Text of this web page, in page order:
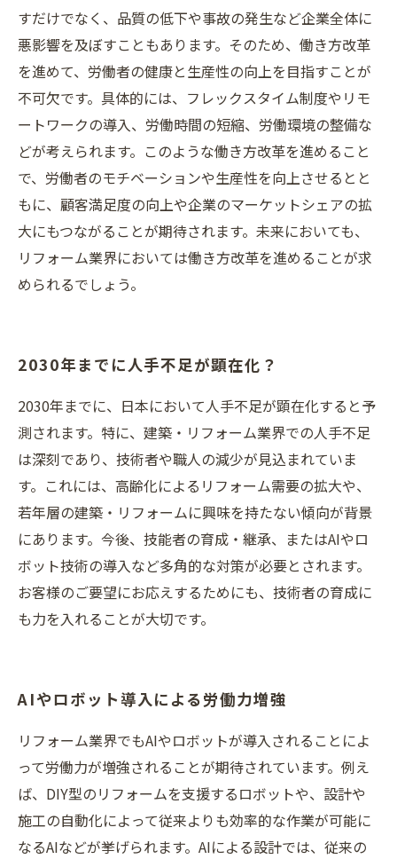
すだけでなく、品質の低下や事故の発生など企業全体に
悪影響を及ぼすこともあります。そのため、働き方改革
を進めて、労働者の健康と生産性の向上を目指すことが
不可欠です。具体的には、フレックスタイム制度やリモ
ートワークの導入、労働時間の短縮、労働環境の整備な
どが考えられます。このような働き方改革を進めること
で、労働者のモチベーションや生産性を向上させるとと
もに、顧客満足度の向上や企業のマーケットシェアの拡
大にもつながることが期待されます。未来においても、
リフォーム業界においては働き方改革を進めることが求
められるでしょう。
2030年までに人手不足が顕在化？
2030年までに、日本において人手不足が顕在化すると予
測されます。特に、建築・リフォーム業界での人手不足
は深刻であり、技術者や職人の減少が見込まれていま
す。これには、高齢化によるリフォーム需要の拡大や、
若年層の建築・リフォームに興味を持たない傾向が背景
にあります。今後、技能者の育成・継承、またはAIやロ
ボット技術の導入など多角的な対策が必要とされます。
お客様のご要望にお応えするためにも、技術者の育成に
も力を入れることが大切です。
AIやロボット導入による労働力増強
リフォーム業界でもAIやロボットが導入されることによ
って労働力が増強されることが期待されています。例え
ば、DIY型のリフォームを支援するロボットや、設計や
施工の自動化によって従来よりも効率的な作業が可能に
なるAIなどが挙げられます。AIによる設計では、従来の